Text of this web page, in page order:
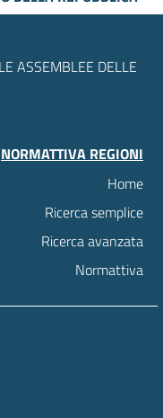
ASSEMBLEE DELLE
NORMATTIVA REGIONI
Home
Ricerca semplice
Ricerca avanzata
Normattiva